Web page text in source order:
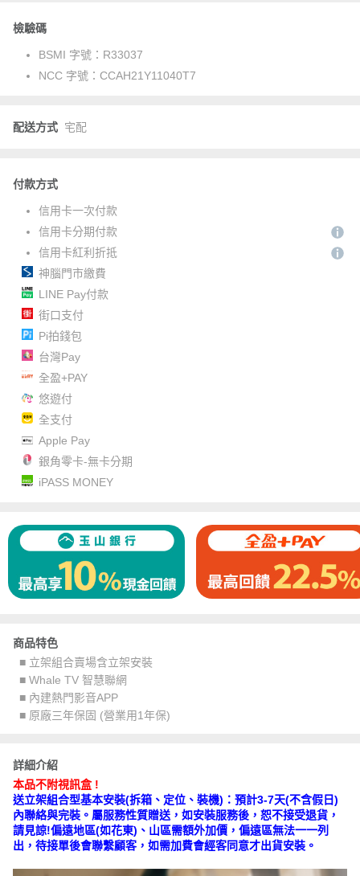
檢驗碼
BSMI 字號： R33037
NCC 字號： CCAH21Y11040T7
配送方式 宅配
付款方式
信用卡一次付款
信用卡分期付款
信用卡紅利折抵
神腦門市繳費
LINE Pay付款
街口支付
Pi拍錢包
台灣Pay
全盈+PAY
悠遊付
全支付
Apple Pay
銀角零卡-無卡分期
iPASS MONEY
商品特色
■ 立架組合賣場含立架安裝
■ Whale TV 智慧聯網
■ 內建熱門影音APP
■ 原廠三年保固 (營業用1年保)
詳細介紹
本品不附視訊盒 !
送立架組合型基本安裝(拆箱、定位、裝機)：預計3-7天(不含假日)
內聯絡與完裝。屬服務性質贈送，如安裝服務後，恕不接受退貨，
請見諒!偏遠地區(如花東)、山區需額外加價，偏遠區無法一一列
出，待接單後會聯繫顧客，如需加費會經客同意才出貨安裝。